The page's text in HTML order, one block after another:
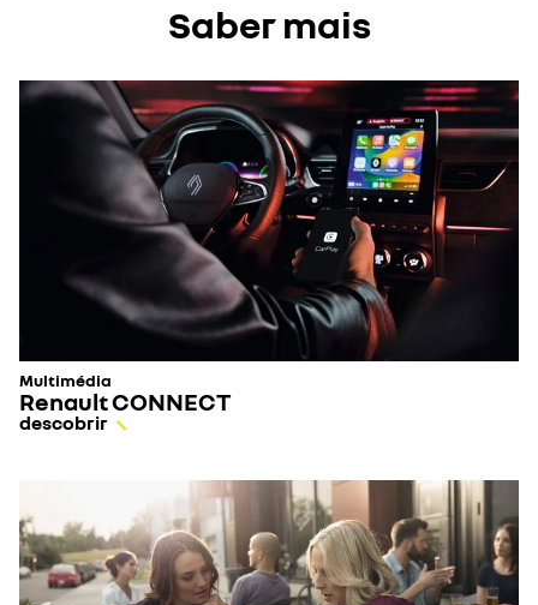
Saber mais
Multimédia
Renault CONNECT
descobrir